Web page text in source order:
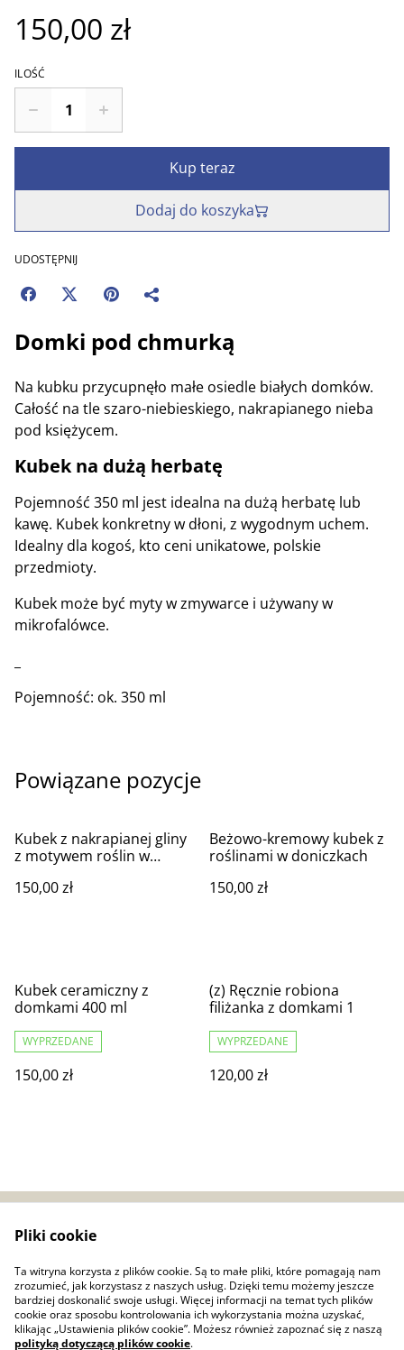
150,00 zł
ILOŚĆ
Kup teraz
Dodaj do koszyka
UDOSTĘPNIJ
Domki pod chmurką
Na kubku przycupnęło małe osiedle białych domków.
Całość na tle szaro-niebieskiego, nakrapianego nieba
pod księżycem.
Kubek na dużą herbatę
Pojemność 350 ml jest idealna na dużą herbatę lub
kawę. Kubek konkretny w dłoni, z wygodnym uchem.
Idealny dla kogoś, kto ceni unikatowe, polskie
przedmioty.
Kubek może być myty w zmywarce i używany w
mikrofalówce.
Pojemność: ok. 350 ml
Powiązane pozycje
Kubek z nakrapianej gliny
z motywem roślin w
150,00 zł
Beżowo-kremowy kubek z
roślinami w doniczkach
150,00 zł
Kubek ceramiczny z
domkami 400 ml
WYPRZEDANE
150,00 zł
(z) Ręcznie robiona
filiżanka z domkami 1
WYPRZEDANE
120,00 zł
Zwroty i reklamacje
produktów (GPSR)
Polityka plików cookie
Pliki cookie
Ta witryna korzysta z plików cookie. Są to małe pliki, które pomagają nam
zrozumieć, jak korzystasz z naszych usług. Dzięki temu możemy jeszcze
bardziej doskonalić swoje usługi. Więcej informacji na temat tych plików
cookie oraz sposobu kontrolowania ich wykorzystania można uzyskać,
klikając „Ustawienia plików cookie”. Możesz również zapoznać się z naszą
polityką dotyczącą plików cookie.